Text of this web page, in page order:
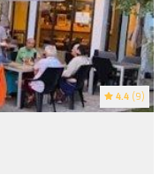
4.4 (9)